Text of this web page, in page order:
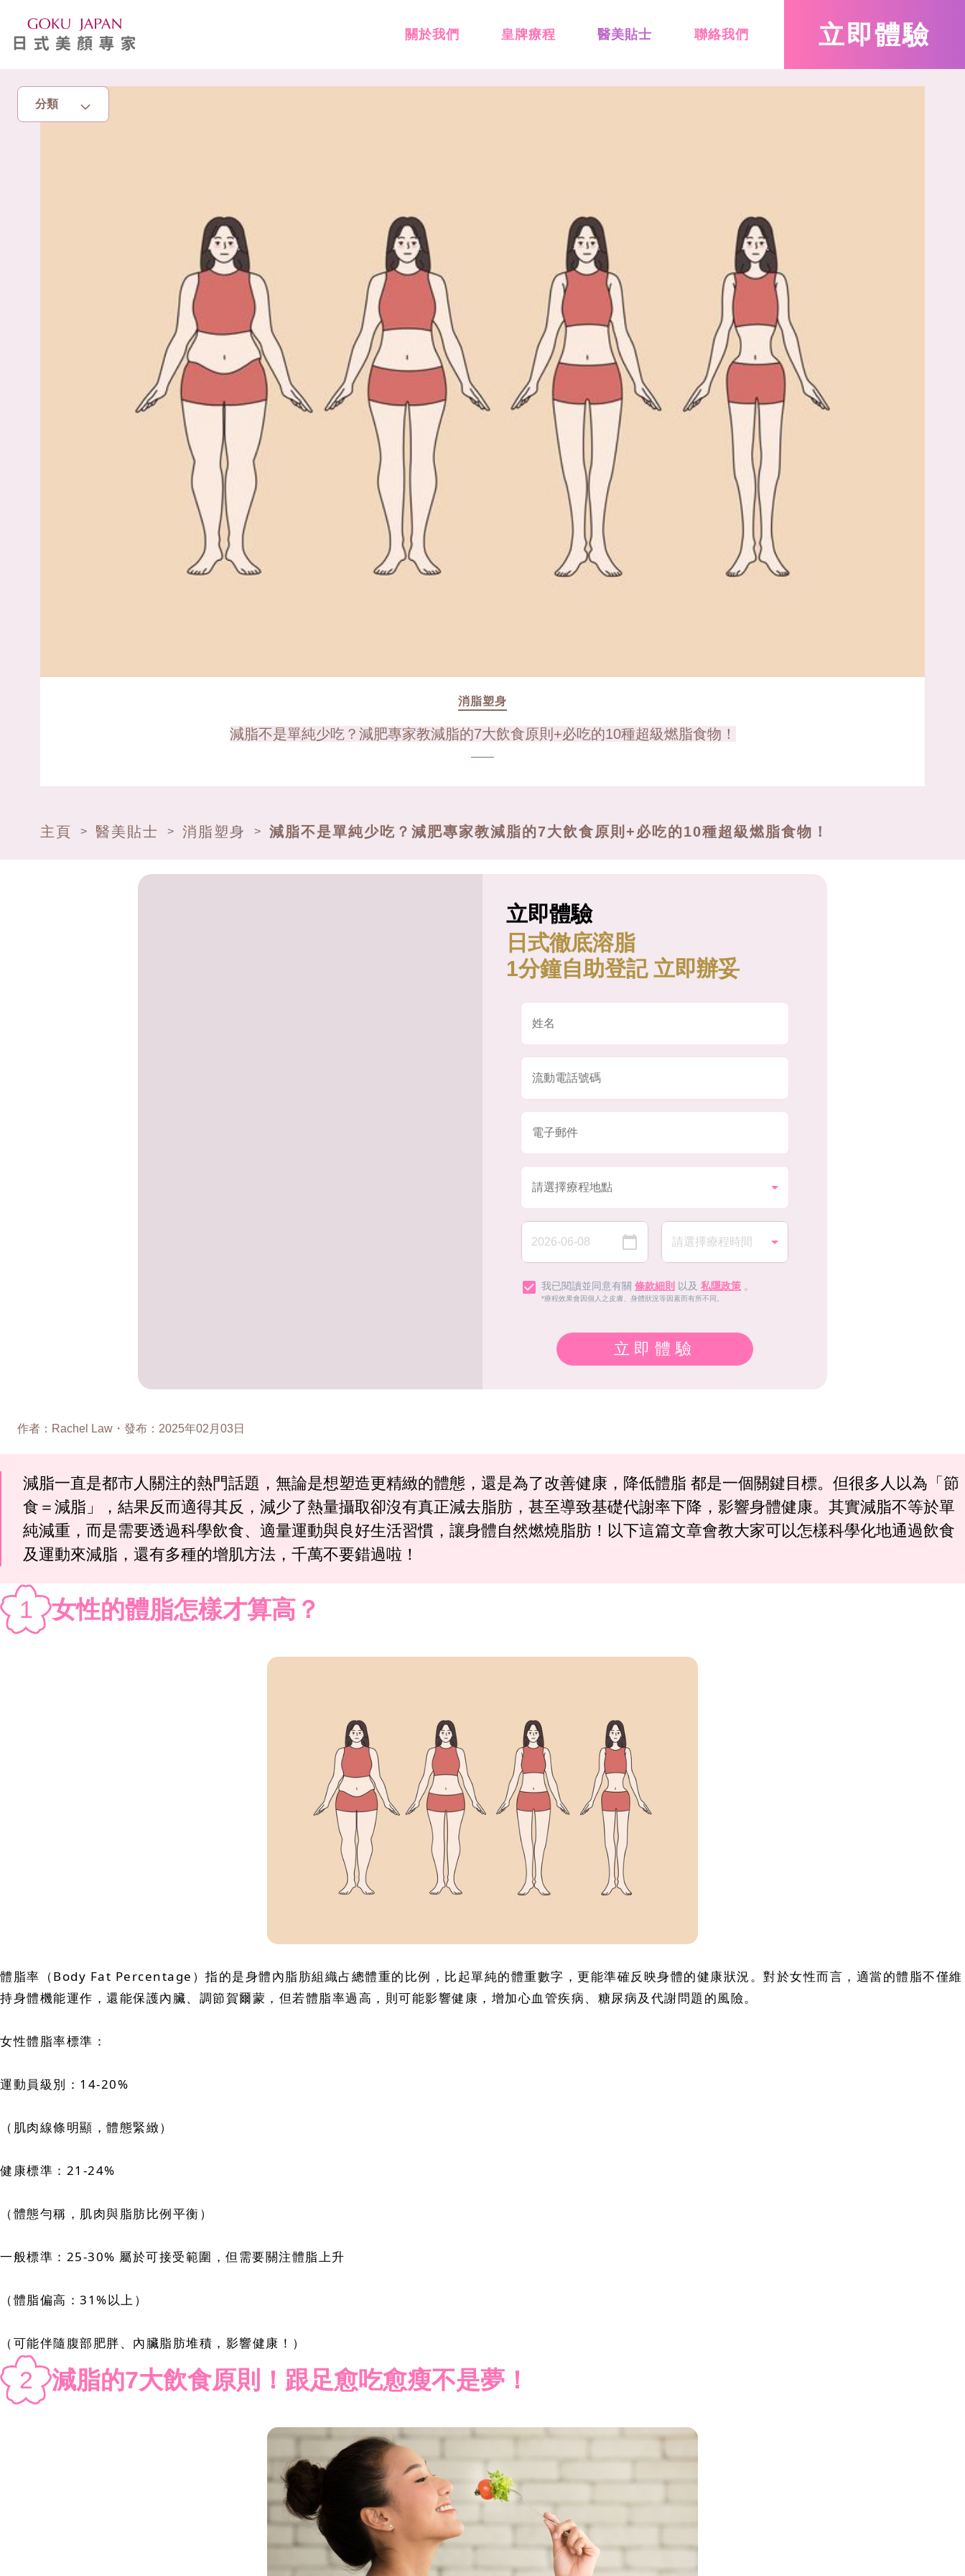
關於我們 皇牌療程 醫美貼士 聯絡我們 立即體驗
分類
消脂塑身
減脂不是單純少吃？減肥專家教減脂的7大飲食原則+必吃的10種超級燃脂食物！
主頁 > 醫美貼士 > 消脂塑身 > 減脂不是單純少吃？減肥專家教減脂的7大飲食原則+必吃的10種超級燃脂食物！
立即體驗
日式徹底溶脂
1分鐘自助登記 立即辦妥
我已閱讀並同意有關 條款細則 以及 私隱政策 。
*療程效果會因個人之皮膚、身體狀況等因素而有所不同。
立即體驗
作者 ： Rachel Law ・ 發布 ： 2025年02月03日
減脂一直是都市人關注的熱門話題，無論是想塑造更精緻的體態，還是為了改善健康，降低體脂 都是一個關鍵目標。但很多人以為「節
食＝減脂」，結果反而適得其反，減少了熱量攝取卻沒有真正減去脂肪，甚至導致基礎代謝率下降，影響身體健康。其實減脂不等於單
純減重，而是需要透過科學飲食、適量運動與良好生活習慣，讓身體自然燃燒脂肪！以下這篇文章會教大家可以怎樣科學化地通過飲食
及運動來減脂，還有多種的增肌方法，千萬不要錯過啦！
1 女性的體脂怎樣才算高？
體脂率（Body Fat Percentage）指的是身體內脂肪組織占總體重的比例，比起單純的體重數字，更能準確反映身體的健康狀況。對於女性而言，適當的體脂不僅維
持身體機能運作，還能保護內臟、調節賀爾蒙，但若體脂率過高，則可能影響健康，增加心血管疾病、糖尿病及代謝問題的風險。
女性體脂率標準：
運動員級別：14-20%
（肌肉線條明顯，體態緊緻）
健康標準：21-24%
（體態勻稱，肌肉與脂肪比例平衡）
一般標準：25-30% 屬於可接受範圍，但需要關注體脂上升
（體脂偏高：31%以上）
（可能伴隨腹部肥胖、內臟脂肪堆積，影響健康！）
2 減脂的7大飲食原則！跟足愈吃愈瘦不是夢！